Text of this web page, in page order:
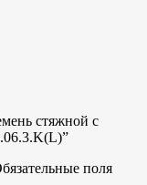
стяжной с
поля